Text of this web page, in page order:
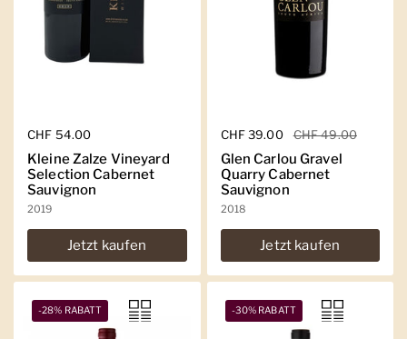
Regulärer Preis
CHF 54.00
Kleine Zalze Vineyard
Selection Cabernet
Sauvignon
2019
Jetzt kaufen
Regulärer Preis
CHF 39.00 Sale-Preis
CHF 49.00
Glen Carlou Gravel
Quarry Cabernet
Sauvignon
2018
Jetzt kaufen
-28% RABATT -30% RABATT